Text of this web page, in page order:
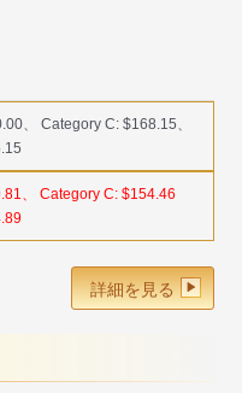
、 Category C: $168.15、
、 Category C: $154.46
詳細を見る